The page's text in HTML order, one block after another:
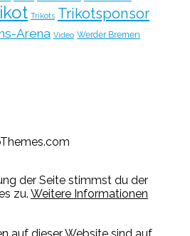
Trikots Trikotsponsor
Arena Video Werder Bremen
der Seite stimmst du der
zu. Weitere Informationen